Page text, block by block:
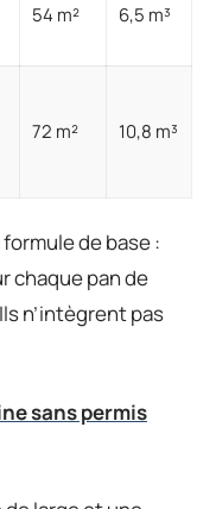
54 m² 6,5 m³
72 m² 10,8 m³
de base :
chaque pan de
n’intègrent pas
sans permis